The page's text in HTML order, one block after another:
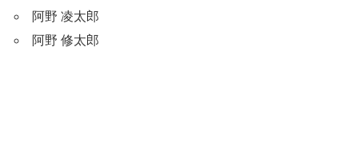
阿野 凌太郎
阿野 修太郎